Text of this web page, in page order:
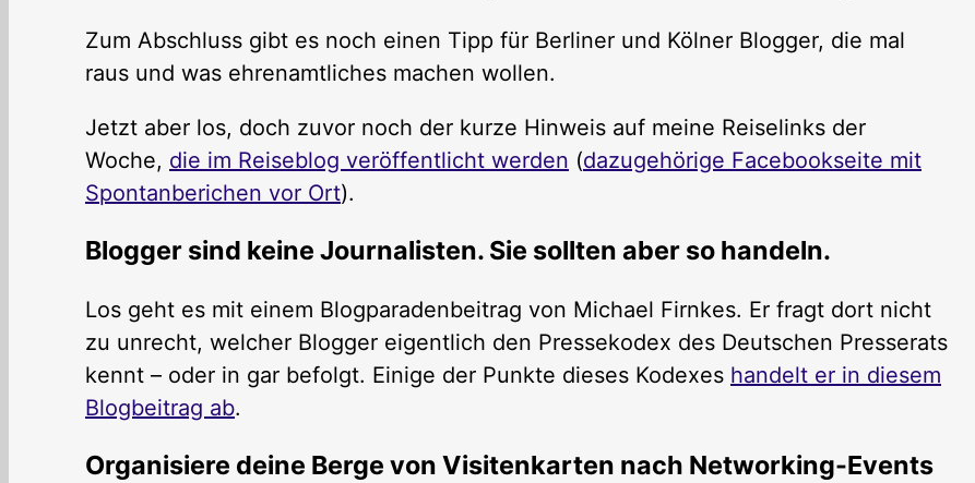
Zum Abschluss gibt es noch einen Tipp für Berliner und Kölner Blogger, die mal
raus und was ehrenamtliches machen wollen.
Jetzt aber los, doch zuvor noch der kurze Hinweis auf meine Reiselinks der
Woche, die im Reiseblog veröffentlicht werden (dazugehörige Facebookseite mit
Spontanberichen vor Ort).
Blogger sind keine Journalisten. Sie sollten aber so handeln.
Los geht es mit einem Blogparadenbeitrag von Michael Firnkes. Er fragt dort nicht
zu unrecht, welcher Blogger eigentlich den Pressekodex des Deutschen Presserats
kennt – oder in gar befolgt. Einige der Punkte dieses Kodexes handelt er in diesem
Blogbeitrag ab.
Organisiere deine Berge von Visitenkarten nach Networking-Events